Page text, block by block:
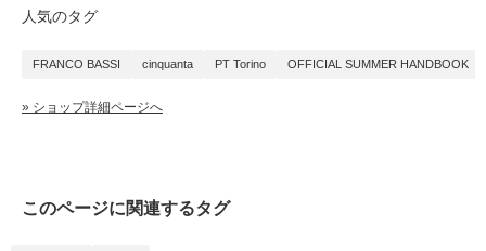
人気のタグ
FRANCO BASSI cinquanta PT Torino OFFICIAL SUMMER HANDBOOK
» ショップ詳細ページへ
このページに関連するタグ